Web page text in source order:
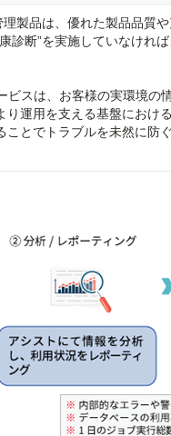
製品は、優れた製品品質
診断”を実施していなけれ
ビスは、お客様の実環境の
運用を支える基盤におけ
とでトラブルを未然に防